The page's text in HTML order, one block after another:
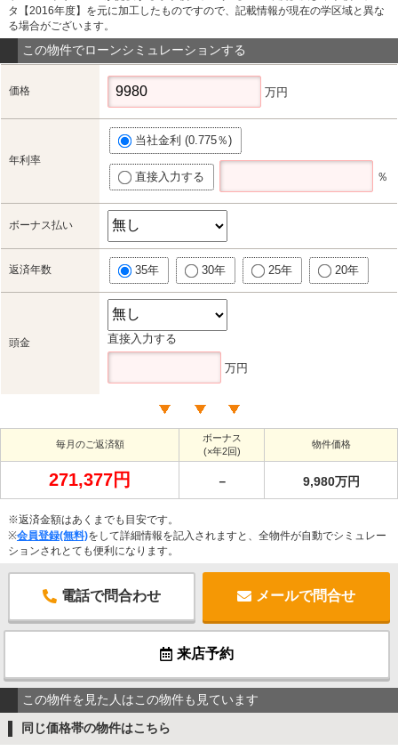
タ【2016年度】を元に加工したものですので、記載情報が現在の学区域と異な
る場合がございます。
この物件でローンシミュレーションする
価格 万円
年利率
当社金利 (0.775％)
直接入力する ％
ボーナス払い
返済年数 35年 30年 25年 20年
頭金 直接入力する
万円
毎月のご返済額
ボーナス
(×年2回)
物件価格
271,377円 － 9,980万円
※返済金額はあくまでも目安です。
※会員登録(無料)をして詳細情報を記入されますと、全物件が自動でシミュレー
ションされとても便利になります。
電話で問合わせ メールで問合せ
来店予約
この物件を見た人はこの物件も見ています
同じ価格帯の物件はこちら